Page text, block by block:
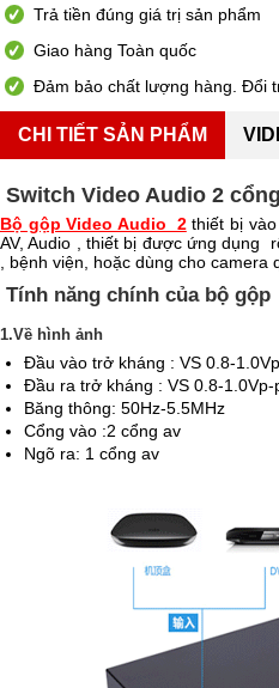
Trả tiền đúng giá trị sản phẩm
Giao hàng Toàn quốc
Đảm bảo chất lượng hàng. Đổi
CHI TIẾT SẢN PHẨM
Switch Video Audio 2
Bộ gộp Video Audio 2thiết bị vào
AV, Audio , thiết bị được ứng dụng
, bệnh viện, hoặc dùng cho camera
Tính năng chính của bộ gộp
1.Về hình ảnh
Đầu vào trở kháng : VS 0.8-
Đầu ra trở kháng : VS 0.8-
Băng thông: 50Hz-5.5MHz
Cổng vào :2 cổng av
Ngõ ra: 1 cổng av